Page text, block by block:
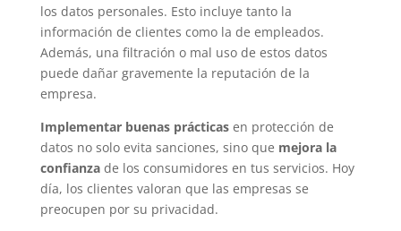
los datos personales. Esto incluye tanto la
información de clientes como la de empleados.
Además, una filtración o mal uso de estos datos
puede dañar gravemente la reputación de la
empresa.
Implementar buenas prácticasen protección de
datos no solo evita sanciones, sino que mejora la
confianzade los consumidores en tus servicios. Hoy
día, los clientes valoran que las empresas se
preocupen por su privacidad.